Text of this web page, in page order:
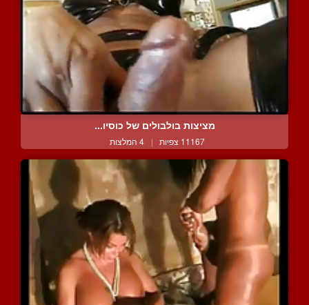
מציצות בולבולים של כוסיו...
11167 צפיות | 4 המלצות